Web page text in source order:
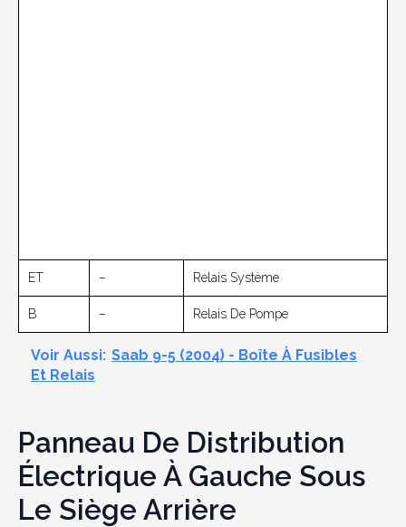
ET – Relais Système
B – Relais De Pompe
Voir Aussi: Saab 9-5 (2004) - Boîte À Fusibles
Et Relais
Panneau De Distribution
Électrique À Gauche Sous
Le Siège Arrière